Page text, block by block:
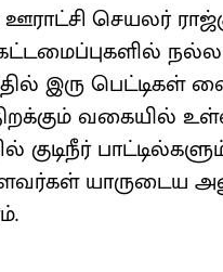
ஊராட்சி செயலர்
இரு பெட்டிகள்
வகையில்
குடிநீர்
யாருடைய